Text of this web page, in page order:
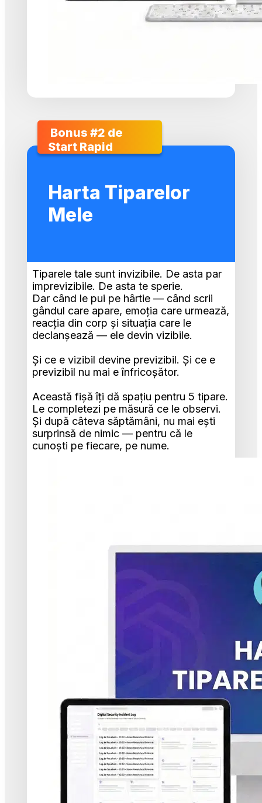
Harta Tiparelor
Mele
Tiparele tale sunt invizibile. De asta par
imprevizibile. De asta te sperie.
Dar când le pui pe hârtie — când scrii
gândul care apare, emoția care urmează,
reacția din corp și situația care le
declanșează — ele devin vizibile.
Și ce e vizibil devine previzibil. Și ce e
previzibil nu mai e înfricoșător.
Această fișă îți dă spațiu pentru 5 tipare.
Le completezi pe măsură ce le observi.
Și după câteva săptămâni, nu mai ești
surprinsă de nimic — pentru că le
cunoști pe fiecare, pe nume.
Start Rapid